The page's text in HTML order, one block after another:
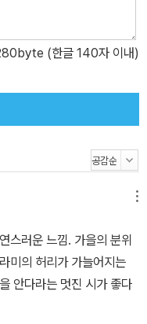
마을로 시선을 옮겨가 순
달다 통 말이 없”(「흥대
틋한 연민의 눈길과 푸근한
사촌아우를 “살리려고 탄
를 조심조심 건너다 쓰
인의 경건이 아름답기도 하
속으로 잠겨드는 시인의
형 이상직 서기(21세)는
밤참 도시락을 들고 산동
에 은거 중인 빨치산이 금
(한글 140자 이내)
스러운 느낌. 가을의 분위
미의 허리가 가늘어지는
안다라는 멋진 시가 좋다